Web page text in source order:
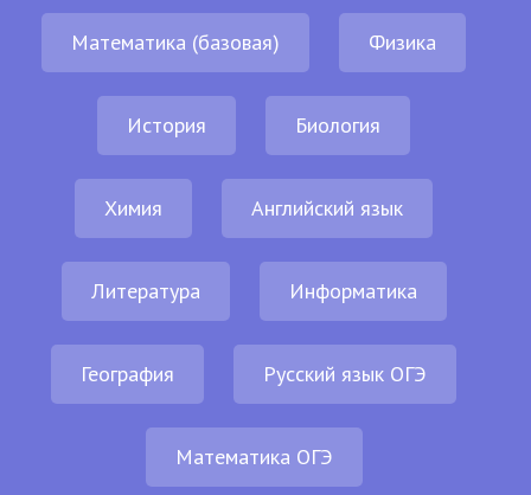
Математика (базовая) Физика
История Биология
Химия Английский язык
Литература Информатика
География Русский язык ОГЭ
Математика ОГЭ